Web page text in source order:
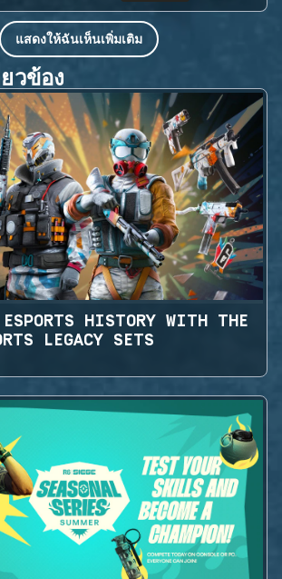
แสดงให้ฉันเห็นเพิ่มเติม
วข้อง
ESPORTS HISTORY WITH THE
LEGACY SETS